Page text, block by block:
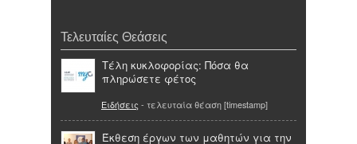
Τελευταίες Θεάσεις
Τέλη κυκλοφορίας: Πόσα θα
πληρώσετε φέτος
Ειδήσεις - τελευταία θέαση [timestamp]
Έκθεση έργων των μαθητών για την